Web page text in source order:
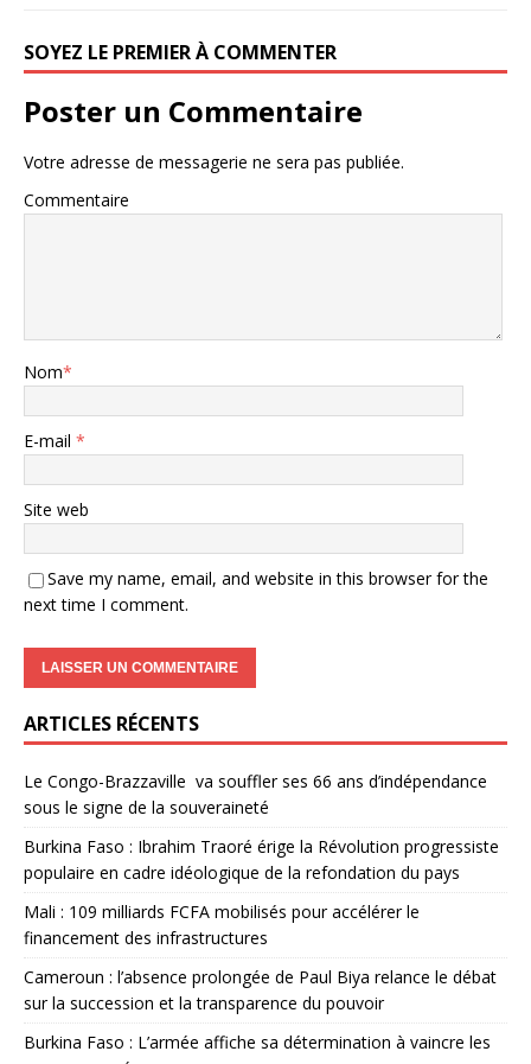
SOYEZ LE PREMIER À COMMENTER
Poster un Commentaire
Votre adresse de messagerie ne sera pas publiée.
Commentaire
Nom*
E-mail *
Site web
Save my name, email, and website in this browser for the
next time I comment.
ARTICLES RÉCENTS
Le Congo-Brazzaville va souffler ses 66 ans d’indépendance
sous le signe de la souveraineté
Burkina Faso : Ibrahim Traoré érige la Révolution progressiste
populaire en cadre idéologique de la refondation du pays
Mali : 109 milliards FCFA mobilisés pour accélérer le
financement des infrastructures
Cameroun : l’absence prolongée de Paul Biya relance le débat
sur la succession et la transparence du pouvoir
Burkina Faso : L’armée affiche sa détermination à vaincre les